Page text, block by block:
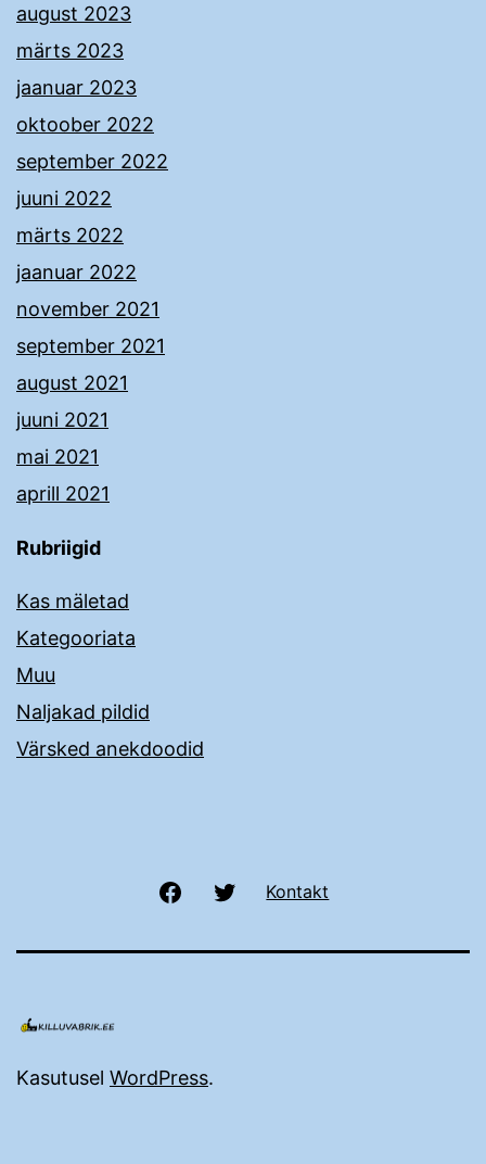
august 2023
märts 2023
jaanuar 2023
oktoober 2022
september 2022
juuni 2022
märts 2022
jaanuar 2022
november 2021
september 2021
august 2021
juuni 2021
mai 2021
aprill 2021
Rubriigid
Kas mäletad
Kategooriata
Muu
Naljakad pildid
Värsked anekdoodid
FacebookTwitter
Kontakt
Kasutusel WordPress.